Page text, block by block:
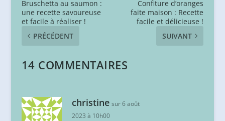
Bruschetta au saumon :
une recette savoureuse
et facile à réaliser !
PRÉCÉDENT
Confiture d’oranges
faite maison : Recette
facile et délicieuse !
SUIVANT
14 COMMENTAIRES
christine sur 6 août
2023 à 10h00